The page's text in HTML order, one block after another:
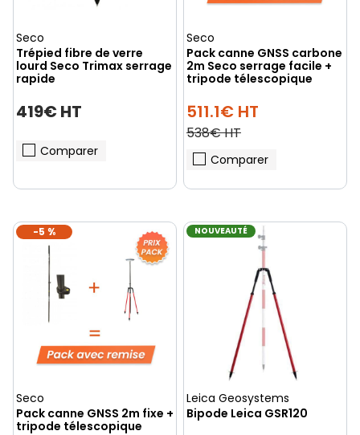
Seco
Trépied fibre de verre
lourd Seco Trimax serrage
rapide
419€ HT
Comparer
Seco
Pack canne GNSS carbone
2m Seco serrage facile +
tripode télescopique
511.1€ HT
538€ HT
Comparer
-5 %
Seco
Pack canne GNSS 2m fixe +
tripode télescopique
NOUVEAUTÉ
Leica Geosystems
Bipode Leica GSR120